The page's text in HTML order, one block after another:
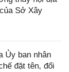
Sở Xây
Ủy ban nhân
đặt tên, đổi